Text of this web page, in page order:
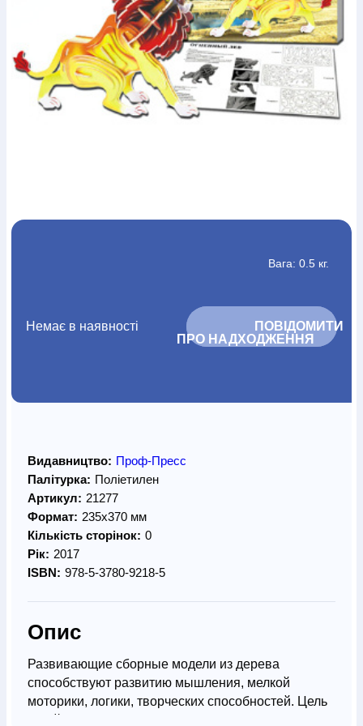
Шлюб і сім`яЮдаїзм
Супутні товари
ПеріодикаАудіоРучки кульковіВідеоГалантерея
Закладки для книгФутболки БрелокиСумки Біжутерія
БлокнотиЩоденники / щотижневикиВироби з дерева
Вироби з кераміки і глиниВироби з срібла Картини
Навчальні мапи
Шкіряні виробиМагнітиМеталеві
ЛистівкиСувенирна продукціяГодинникиПазли
За додатковою інформацією дзвоніть за номером: +38
Ми у Facebook
Вага: 0.5 кг.
Немає в наявності
			ПОВІДОМИТИ
ПРО НАДХОДЖЕННЯ
Видавництво: Проф-Пресс
Палітурка: Поліетилен
Артикул: 21277
Формат: 235х370 мм
Кількість сторінок: 0
Рік: 2017
ISBN: 978-5-3780-9218-5
Опис
Развивающие сборные модели из дерева
способствуют развитию мышления, мелкой
моторики, логики, творческих способностей. Цель